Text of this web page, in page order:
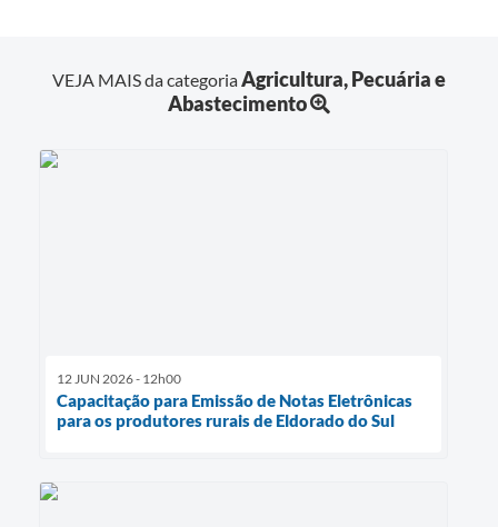
VEJA MAIS da categoriaAgricultura, Pecuária e
Abastecimento
12 JUN 2026 - 12h00
Capacitação para Emissão de Notas Eletrônicas
para os produtores rurais de Eldorado do Sul